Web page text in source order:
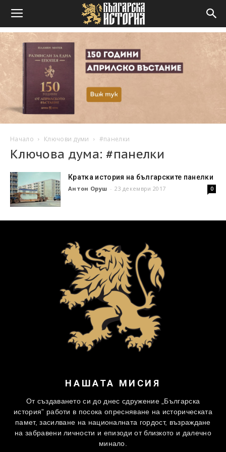
Начало Ключови думи #панелки
Ключова дума: #панелки
Кратка история на българските панелки
Антон Оруш - 23 декември 2017 0
НАШАТА МИСИЯ
От създаването си до днес сдружение „Българска
история” работи в посока опресняване на историческата
памет, засилване на националната гордост, възраждане
на забравени личности и епизоди от близкото и далечно
минало.